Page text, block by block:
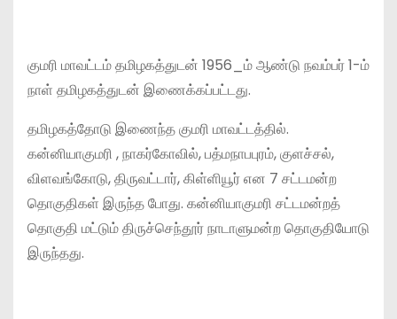
குமரி மாவட்டம் தமிழகத்துடன் 1956_ம் ஆண்டு நவம்பர் 1-ம்
நாள் தமிழகத்துடன் இணைக்கப்பட்டது.
தமிழகத்தோடு இணைந்த குமரி மாவட்டத்தில்.
கன்னியாகுமரி , நாகர்கோவில், பத்மநாபபுரம், குளச்சல்,
விளவங்கோடு, திருவட்டார், கிள்ளியூர் என 7 சட்டமன்ற
தொகுதிகள் இருந்த போது. கன்னியாகுமரி சட்டமன்றத்
தொகுதி மட்டும் திருச்செந்தூர் நாடாளுமன்ற தொகுதியோடு
இருந்தது.